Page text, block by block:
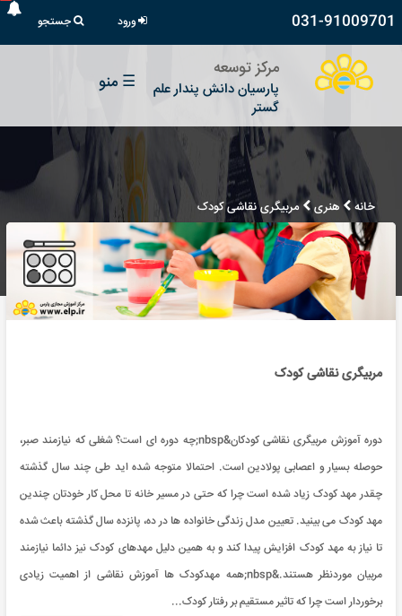
031-91009701 ورود جستجو
مرکز توسعه
پارسیان دانش پندار علم
گستر
☰ منو
خانه هنری مربیگری نقاشی کودک
مربیگری نقاشی کودک
دوره آموزش مربیگری نقاشی کودکان&nbsp;چه دوره ای است؟ شغلی که نیازمند صبر،
حوصله بسیار و اعصابی پولادین است. احتمالا متوجه شده اید طی چند سال گذشته
چقدر مهد کودک زیاد شده است چرا که حتی در مسیر خانه تا محل کار خودتان چندین
مهد کودک می بینید. تعیین مدل زندگی خانواده ها در ده، پانزده سال گذشته باعث شده
تا نیاز به مهد کودک افزایش پیدا کند و به همین دلیل مهدهای کودک نیز دائما نیازمند
مربیان موردنظر هستند.&nbsp;همه مهدکودک ها آموزش نقاشی از اهمیت زیادی
برخوردار است چرا که تاثیر مستقیم بر رفتار کودک...